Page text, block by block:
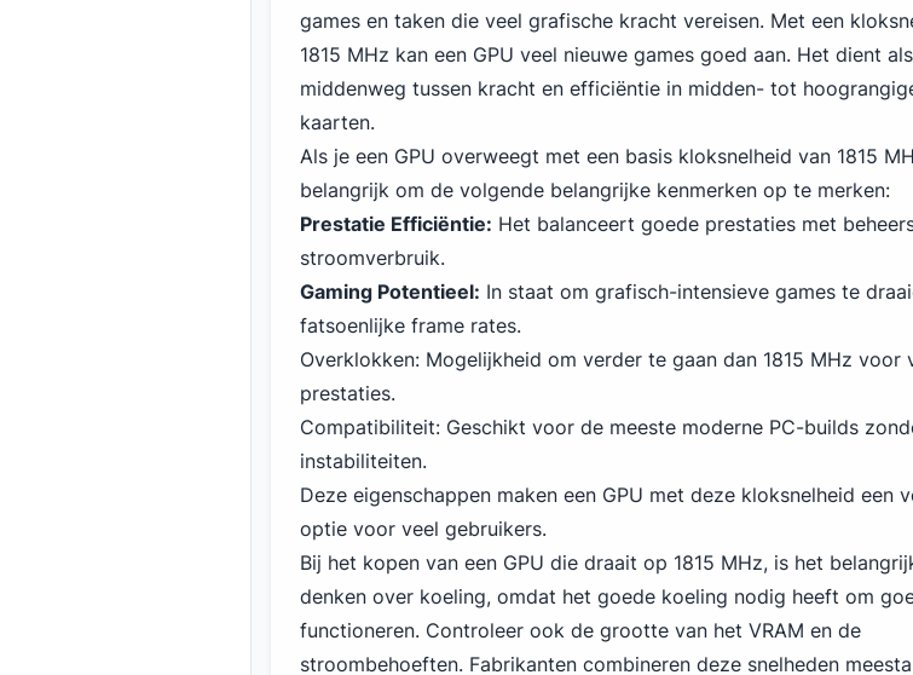
games en taken die veel grafische kracht vereisen. Met een
1815 MHz kan een GPU veel nieuwe games goed aan. Het dient
middenweg tussen kracht en efficiëntie in midden- tot
kaarten.
Als je een GPU overweegt met een basis kloksnelheid van 1815
belangrijk om de volgende belangrijke kenmerken op te merken:
Prestatie Efficiëntie: Het balanceert goede prestaties met
stroomverbruik.
Gaming Potentieel: In staat om grafisch-intensieve games te
fatsoenlijke frame rates.
Overklokken: Mogelijkheid om verder te gaan dan 1815 MHz voor
prestaties.
Compatibiliteit: Geschikt voor de meeste moderne PC-builds
instabiliteiten.
Deze eigenschappen maken een GPU met deze kloksnelheid een
optie voor veel gebruikers.
Bij het kopen van een GPU die draait op 1815 MHz, is het
denken over koeling, omdat het goede koeling nodig heeft om
functioneren. Controleer ook de grootte van het VRAM en de
stroombehoeften. Fabrikanten combineren deze snelheden